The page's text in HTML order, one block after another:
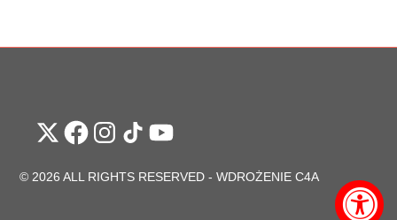
© 2026 ALL RIGHTS RESERVED -WDROŻENIE C4A